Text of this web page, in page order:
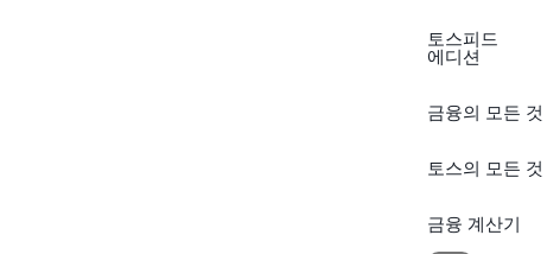
토스피드
에디션
금융의 모든 것
토스의 모든 것
금융 계산기